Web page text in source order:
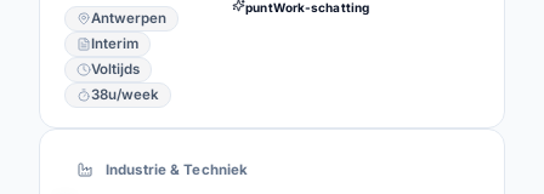
Antwerpen
Interim
Voltijds
38u/week
puntWork-schatting
Industrie & Techniek